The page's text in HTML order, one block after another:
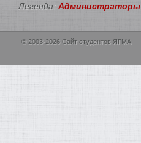
Легенда: Администраторы
© 2003-2026 Сайт студентов ЯГМА